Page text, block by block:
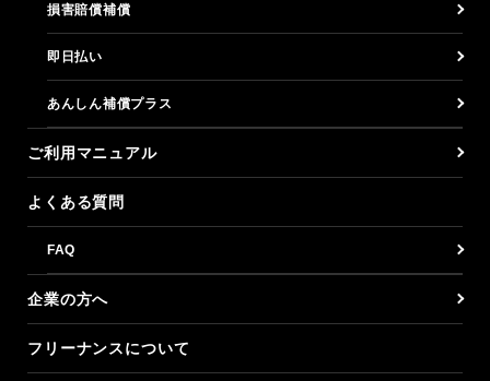
損害賠償補償
即日払い
あんしん補償プラス
ご利用マニュアル
よくある質問
FAQ
企業の方へ
フリーナンスについて